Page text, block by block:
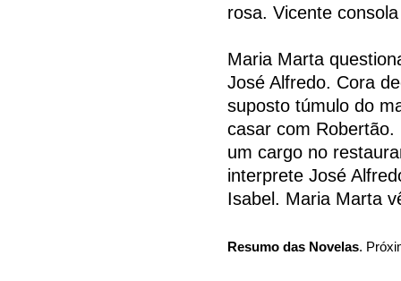
rosa. Vicente
Maria Marta
José Alfredo. Cora
suposto túmulo do
casar com
um cargo no
interprete José
Isabel. Maria Marta
Resumo das Novelas.